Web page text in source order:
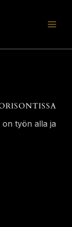
työn alla ja